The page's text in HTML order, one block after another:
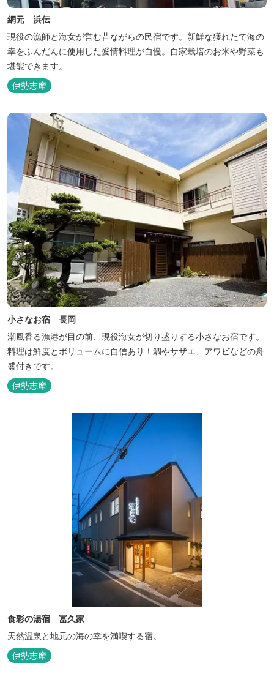
網元 浜伝
現役の漁師と海女が営む昔ながらの民宿です。新鮮な獲れたて海の
幸をふんだんに使用した愛情料理が自慢。自家栽培のお米や野菜も
堪能できます。
伊勢志摩
小さなお宿 長岡
潮風香る漁港が目の前、現役海女が切り盛りする小さなお宿です。
料理は鮮度とボリュームに自信あり！鯛やサザエ、アワビなどの舟
盛付きです。
伊勢志摩
食彩の湯宿 冨久家
天然温泉と地元の海の幸を満喫する宿。
伊勢志摩